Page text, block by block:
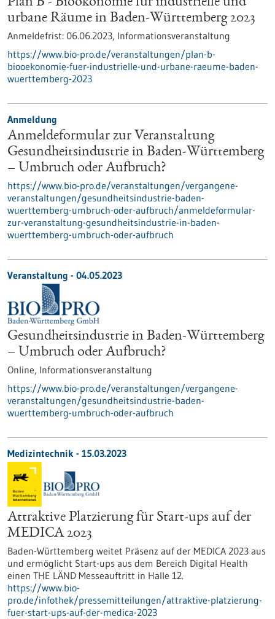
urbane Räume in Baden-Württemberg 2023
Anmeldefrist: 06.06.2023, Informationsveranstaltung
https://www.bio-pro.de/veranstaltungen/plan-b-
biooekonomie-fuer-industrielle-und-urbane-raeume-baden-
wuerttemberg-2023
Anmeldung
Anmeldeformular zur Veranstaltung
Gesundheitsindustrie in Baden-Württemberg
– Umbruch oder Aufbruch?
https://www.bio-pro.de/veranstaltungen/vergangene-
veranstaltungen/gesundheitsindustrie-baden-
wuerttemberg-umbruch-oder-aufbruch/anmeldeformular-
zur-veranstaltung-gesundheitsindustrie-in-baden-
wuerttemberg-umbruch-oder-aufbruch
Veranstaltung - 04.05.2023
Gesundheitsindustrie in Baden-Württemberg
– Umbruch oder Aufbruch?
Online, Informationsveranstaltung
https://www.bio-pro.de/veranstaltungen/vergangene-
veranstaltungen/gesundheitsindustrie-baden-
wuerttemberg-umbruch-oder-aufbruch
Medizintechnik - 15.03.2023
Attraktive Platzierung für Start-ups auf der
MEDICA 2023
Baden-Württemberg weitet Präsenz auf der MEDICA 2023 aus
und ermöglicht Start-ups aus dem Bereich Digital Health
einen THE LÄND Messeauftritt in Halle 12.
https://www.bio-
pro.de/infothek/pressemitteilungen/attraktive-platzierung-
fuer-start-ups-auf-der-medica-2023